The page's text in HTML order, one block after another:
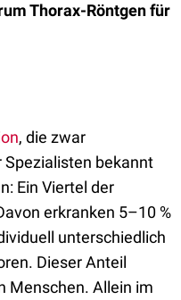
Thorax-Röntgen für
, die zwar
bekannt
Ein Viertel der
erkranken 5–10 %
unterschiedlich
Dieser Anteil
Menschen. Allein im